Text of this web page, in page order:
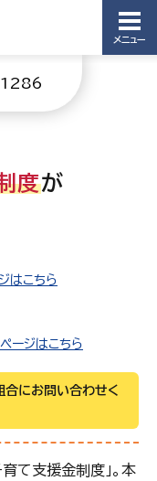
メニュー
度が
はこちら
ージはこちら
合にお問い合わせく
て支援金制度」。本